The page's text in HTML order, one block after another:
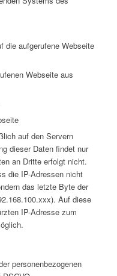
die aufgerufene Webseite
Webseite aus
auf den Servern
dieser Daten findet nur
an Dritte erfolgt nicht.
die IP-Adressen nicht
das letzte Byte der
Auf diese
IP-Adresse zum
personenbezogenen